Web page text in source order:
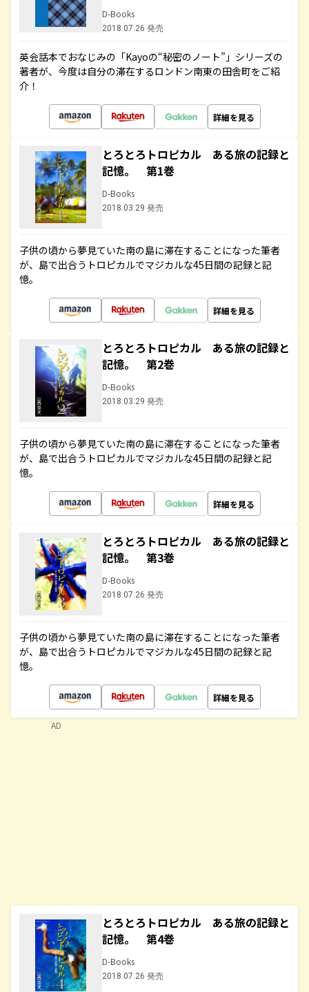
D-Books
2018.07.26 発売
英会話本でおなじみの「Kayoの“秘密のノート”」シリーズの
著者が、今度は自分の滞在するロンドン南東の田舎町をご紹
介！
詳細を見る
とろとろトロピカル ある旅の記録と
記憶。 第1巻
D-Books
2018.03.29 発売
子供の頃から夢見ていた南の島に滞在することになった筆者
が、島で出合うトロピカルでマジカルな45日間の記録と記
憶。
詳細を見る
とろとろトロピカル ある旅の記録と
記憶。 第2巻
D-Books
2018.03.29 発売
子供の頃から夢見ていた南の島に滞在することになった筆者
が、島で出合うトロピカルでマジカルな45日間の記録と記
憶。
詳細を見る
とろとろトロピカル ある旅の記録と
記憶。 第3巻
D-Books
2018.07.26 発売
子供の頃から夢見ていた南の島に滞在することになった筆者
が、島で出合うトロピカルでマジカルな45日間の記録と記
憶。
詳細を見る
とろとろトロピカル ある旅の記録と
記憶。 第4巻
D-Books
2018.07.26 発売
AD